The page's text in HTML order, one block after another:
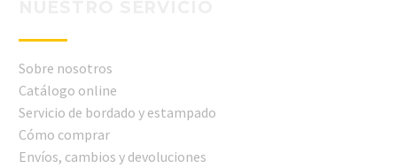
Sobre nosotros
Catálogo online
Servicio de bordado y estampado
Cómo comprar
Envíos, cambios y devoluciones